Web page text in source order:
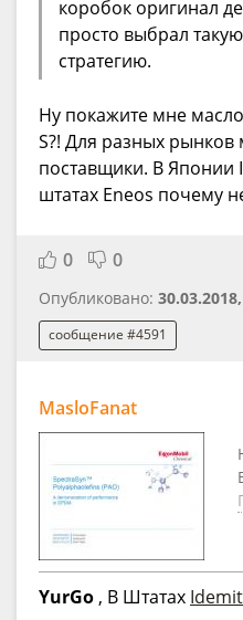
коробок оригинал
просто выбрал
стратегию.
Ну покажите мне
S?! Для разных рынков
поставщики. В Японии
штатах Eneos почему
0 0
Опубликовано:
сообщение #4591
MasloFanat
YurGo , В Штатах